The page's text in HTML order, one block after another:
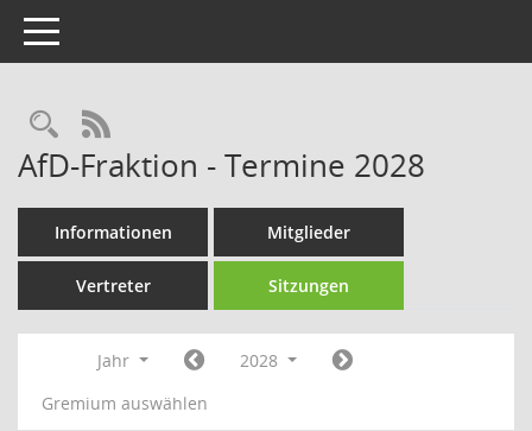
Toggle navigation
Rechercheauswahl
RSS-Feed
AfD-Fraktion - Termine 2028
Informationen Mitglieder
Vertreter Sitzungen
Jahr
2028
Gremium auswählen